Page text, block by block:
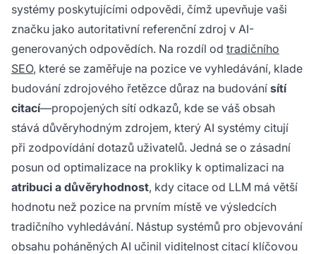
má větší hodnotu než pozice ve výsledcích
tradičního vyhledávání.
systémy poskytujícími odpovědi, čímž upevňuje vaši
značku jako autoritativní referenční zdroj v AI-
generovaných odpovědích. Na rozdíl od tradičního
SEO, které se zaměřuje na pozice ve vyhledávání, klade
budování zdrojového řetězce důraz na budování sítí
citací—propojených sítí odkazů, kde se váš obsah
stává důvěryhodným zdrojem, který AI systémy citují
při zodpovídání dotazů uživatelů. Jedná se o zásadní
posun od optimalizace na prokliky k optimalizaci na
atribuci a důvěryhodnost, kdy citace od LLM má větší
hodnotu než pozice na prvním místě ve výsledcích
tradičního vyhledávání. Nástup systémů pro objevování
obsahu poháněných AI učinil viditelnost citací klíčovou